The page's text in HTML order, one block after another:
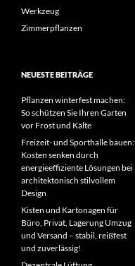
Werkzeug
Zimmerpflanzen
NEUESTE BEITRÄGE
Pflanzen winterfest machen:
So schützen Sie Ihren Garten
vor Frost und Kälte
Freizeit- und Sporthalle bauen:
Kosten senken durch
energieeffiziente Lösungen bei
architektonisch stilvollem
Design
Kisten und Kartonagen für
Büro, Privat, Lagerung Umzug
und Versand – stabil, reißfest
und zuverlässig!